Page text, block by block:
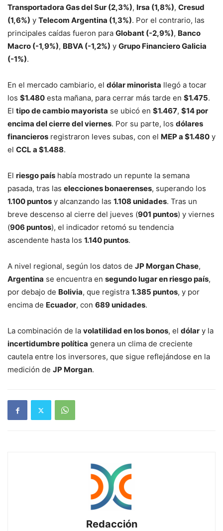
Transportadora Gas del Sur (2,3%), Irsa (1,8%), Cresud
(1,6%) y Telecom Argentina (1,3%). Por el contrario, las
principales caídas fueron para Globant (-2,9%), Banco
Macro (-1,9%), BBVA (-1,2%) y Grupo Financiero Galicia
(-1%).
En el mercado cambiario, el dólar minorista llegó a tocar
los $1.480 esta mañana, para cerrar más tarde en $1.475.
El tipo de cambio mayorista se ubicó en $1.467, $14 por
encima del cierre del viernes. Por su parte, los dólares
financieros registraron leves subas, con el MEP a $1.480 y
el CCL a $1.488.
El riesgo país había mostrado un repunte la semana
pasada, tras las elecciones bonaerenses, superando los
1.100 puntos y alcanzando las 1.108 unidades. Tras un
breve descenso al cierre del jueves (901 puntos) y viernes
(906 puntos), el indicador retomó su tendencia
ascendente hasta los 1.140 puntos.
A nivel regional, según los datos de JP Morgan Chase,
Argentina se encuentra en segundo lugar en riesgo país,
por debajo de Bolivia, que registra 1.385 puntos, y por
encima de Ecuador, con 689 unidades.
La combinación de la volatilidad en los bonos, el dólar y la
incertidumbre política genera un clima de creciente
cautela entre los inversores, que sigue reflejándose en la
medición de JP Morgan.
Redacción